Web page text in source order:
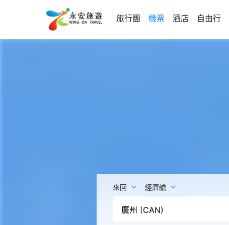
旅行團 機票 酒店 自由行
來回 經濟艙